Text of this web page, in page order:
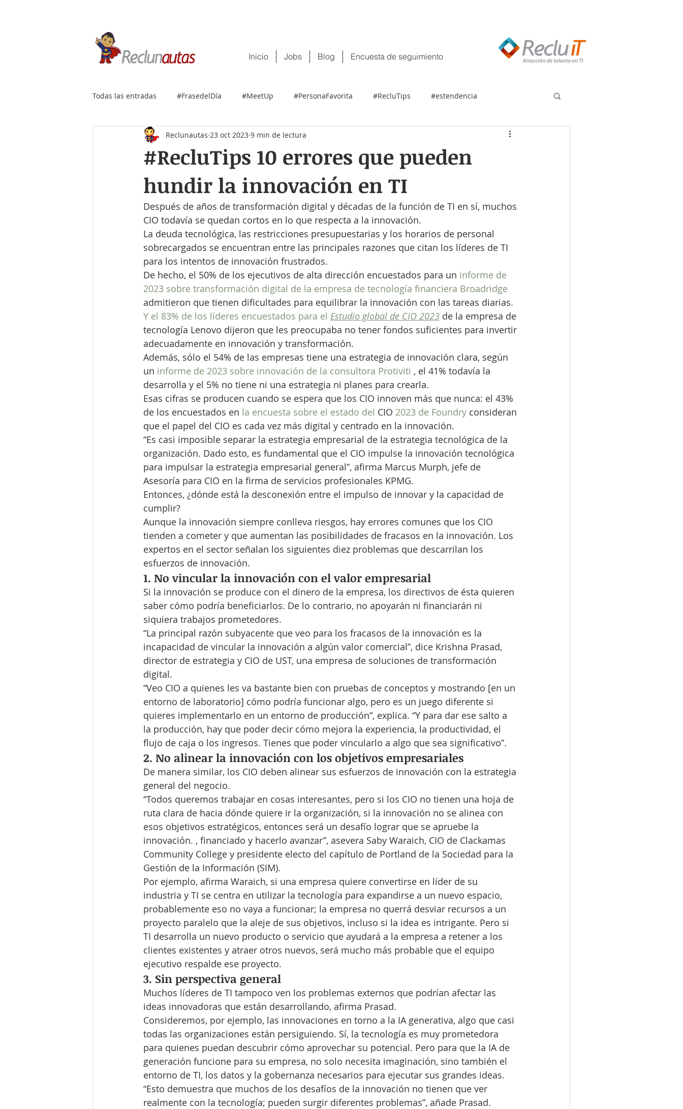
Inicio Jobs Blog Encuesta de seguimiento
Todas las entradas #FrasedelDía #MeetUp #PersonaFavorita #RecluTips #estendencia
#RecluTips 10 errores que pueden
hundir la innovación en TI
Reclunautas 23 oct 2023 9 min de lectura
Después de años de transformación digital y décadas de la función de TI en sí, muchos
CIO todavía se quedan cortos en lo que respecta a la innovación.
La deuda tecnológica, las restricciones presupuestarias y los horarios de personal
sobrecargados se encuentran entre las principales razones que citan los líderes de TI
para los intentos de innovación frustrados.
De hecho, el 50% de los ejecutivos de alta dirección encuestados para un informe de
2023 sobre transformación digital de la empresa de tecnología financiera Broadridge
admitieron que tienen dificultades para equilibrar la innovación con las tareas diarias.
Y el 83% de los líderes encuestados para el Estudio global de CIO 2023 de la empresa de
tecnología Lenovo dijeron que les preocupaba no tener fondos suficientes para invertir
adecuadamente en innovación y transformación.
Además, sólo el 54% de las empresas tiene una estrategia de innovación clara, según
un informe de 2023 sobre innovación de la consultora Protiviti , el 41% todavía la
desarrolla y el 5% no tiene ni una estrategia ni planes para crearla.
Esas cifras se producen cuando se espera que los CIO innoven más que nunca: el 43%
de los encuestados en la encuesta sobre el estado del CIO 2023 de Foundry consideran
que el papel del CIO es cada vez más digital y centrado en la innovación.
“Es casi imposible separar la estrategia empresarial de la estrategia tecnológica de la
organización. Dado esto, es fundamental que el CIO impulse la innovación tecnológica
para impulsar la estrategia empresarial general”, afirma Marcus Murph, jefe de
Asesoría para CIO en la firma de servicios profesionales KPMG.
Entonces, ¿dónde está la desconexión entre el impulso de innovar y la capacidad de
cumplir?
Aunque la innovación siempre conlleva riesgos, hay errores comunes que los CIO
tienden a cometer y que aumentan las posibilidades de fracasos en la innovación. Los
expertos en el sector señalan los siguientes diez problemas que descarrilan los
esfuerzos de innovación.
1. No vincular la innovación con el valor empresarial
Si la innovación se produce con el dinero de la empresa, los directivos de ésta quieren
saber cómo podría beneficiarlos. De lo contrario, no apoyarán ni financiarán ni
siquiera trabajos prometedores.
“La principal razón subyacente que veo para los fracasos de la innovación es la
incapacidad de vincular la innovación a algún valor comercial”, dice Krishna Prasad,
director de estrategia y CIO de UST, una empresa de soluciones de transformación
digital.
“Veo CIO a quienes les va bastante bien con pruebas de conceptos y mostrando [en un
entorno de laboratorio] cómo podría funcionar algo, pero es un juego diferente si
quieres implementarlo en un entorno de producción”, explica. “Y para dar ese salto a
la producción, hay que poder decir cómo mejora la experiencia, la productividad, el
flujo de caja o los ingresos. Tienes que poder vincularlo a algo que sea significativo”.
2. No alinear la innovación con los objetivos empresariales
De manera similar, los CIO deben alinear sus esfuerzos de innovación con la estrategia
general del negocio.
“Todos queremos trabajar en cosas interesantes, pero si los CIO no tienen una hoja de
ruta clara de hacia dónde quiere ir la organización, si la innovación no se alinea con
esos objetivos estratégicos, entonces será un desafío lograr que se apruebe la
innovación. , financiado y hacerlo avanzar”, asevera Saby Waraich, CIO de Clackamas
Community College y presidente electo del capítulo de Portland de la Sociedad para la
Gestión de la Información (SIM).
Por ejemplo, afirma Waraich, si una empresa quiere convertirse en líder de su
industria y TI se centra en utilizar la tecnología para expandirse a un nuevo espacio,
probablemente eso no vaya a funcionar; la empresa no querrá desviar recursos a un
proyecto paralelo que la aleje de sus objetivos, incluso si la idea es intrigante. Pero si
TI desarrolla un nuevo producto o servicio que ayudará a la empresa a retener a los
clientes existentes y atraer otros nuevos, será mucho más probable que el equipo
ejecutivo respalde ese proyecto.
3. Sin perspectiva general
Muchos líderes de TI tampoco ven los problemas externos que podrían afectar las
ideas innovadoras que están desarrollando, afirma Prasad.
Consideremos, por ejemplo, las innovaciones en torno a la IA generativa, algo que casi
todas las organizaciones están persiguiendo. Sí, la tecnología es muy prometedora
para quienes puedan descubrir cómo aprovechar su potencial. Pero para que la IA de
generación funcione para su empresa, no solo necesita imaginación, sino también el
entorno de TI, los datos y la gobernanza necesarios para ejecutar sus grandes ideas.
“Esto demuestra que muchos de los desafíos de la innovación no tienen que ver
realmente con la tecnología; pueden surgir diferentes problemas”, añade Prasad.